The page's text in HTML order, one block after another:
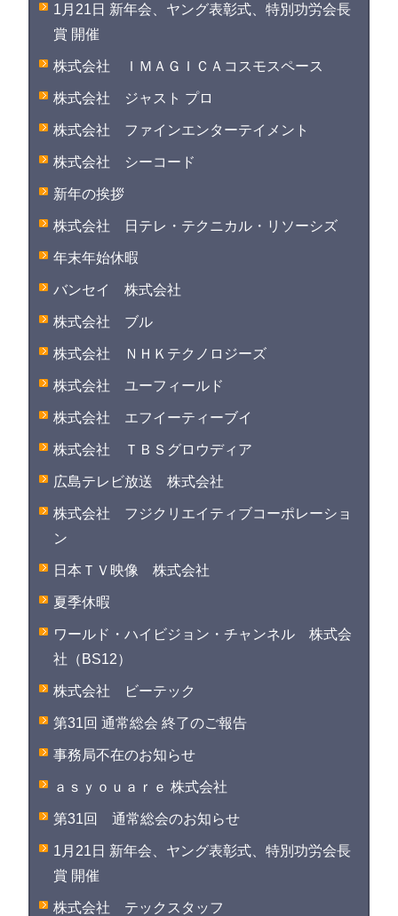
1月21日 新年会、ヤング表彰式、特別功労会長
賞 開催
株式会社 ＩＭＡＧＩＣＡコスモスペース
株式会社 ジャスト プロ
株式会社 ファインエンターテイメント
株式会社 シーコード
新年の挨拶
株式会社 日テレ・テクニカル・リソーシズ
年末年始休暇
バンセイ 株式会社
株式会社 ブル
株式会社 ＮＨＫテクノロジーズ
株式会社 ユーフィールド
株式会社 エフイーティーブイ
株式会社 ＴＢＳグロウディア
広島テレビ放送 株式会社
株式会社 フジクリエイティブコーポレーショ
ン
日本ＴＶ映像 株式会社
夏季休暇
ワールド・ハイビジョン・チャンネル 株式会
社（BS12）
株式会社 ビーテック
第31回 通常総会 終了のご報告
事務局不在のお知らせ
ａｓｙｏｕａｒｅ 株式会社
第31回 通常総会のお知らせ
1月21日 新年会、ヤング表彰式、特別功労会長
賞 開催
株式会社 テックスタッフ